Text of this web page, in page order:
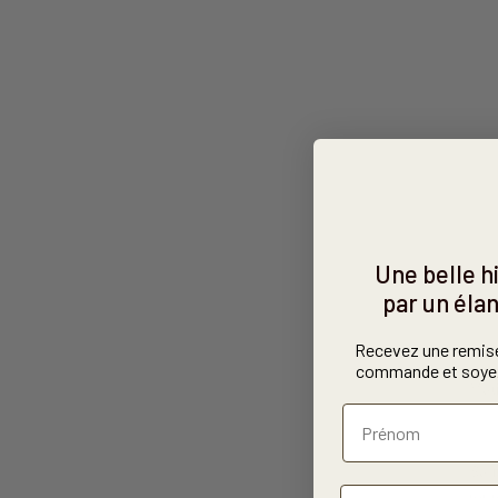
Une belle
par un
Recevez une
commande et